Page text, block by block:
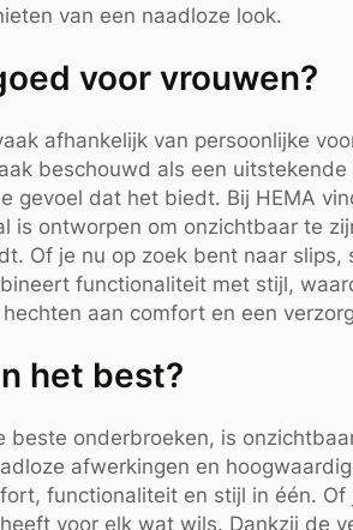
van een naadloze look.
voor vrouwen?
afhankelijk van persoonlijke
beschouwd als een
gevoel dat het biedt. Bij HEMA
is ontworpen om onzichtbaar te
Of je nu op zoek bent naar
functionaliteit met stijl,
aan comfort en een
het best?
onderbroeken, is
afwerkingen en
functionaliteit en stijl in één.
voor elk wat wils. Dankzij de